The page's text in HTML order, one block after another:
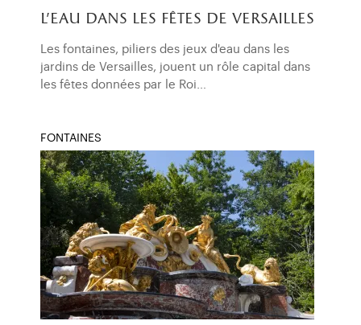
l'eau dans les fêtes de versailles
Les fontaines, piliers des jeux d'eau dans les
jardins de Versailles, jouent un rôle capital dans
les fêtes données par le Roi…
FONTAINES